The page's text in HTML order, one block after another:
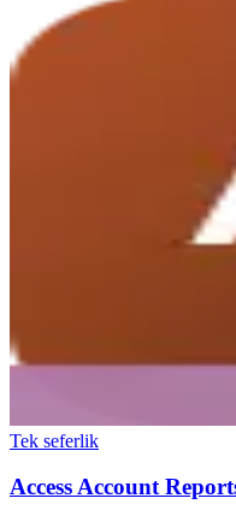
Tek seferlik
Access Account